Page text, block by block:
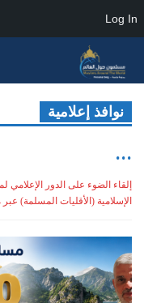
نوافذ إعلامية
...
إلقاء الضوء على الدور
الإسلامية (الأقليات المسلمة)
Log In